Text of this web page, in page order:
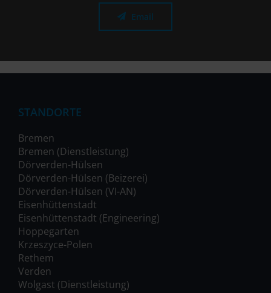
Email
STANDORTE
Bremen
Bremen (Dienstleistung)
Dörverden-Hülsen
Dörverden-Hülsen (Beizerei)
Dörverden-Hülsen (VI-AN)
Eisenhüttenstadt
Eisenhüttenstadt (Engineering)
Hoppegarten
Krzeszyce-Polen
Rethem
Verden
Wolgast (Dienstleistung)